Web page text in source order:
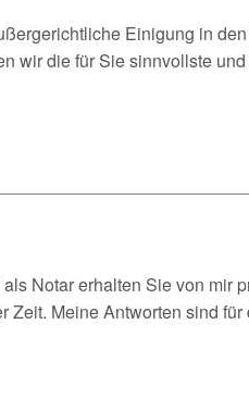
Einigung in
wir die für Sie sinnvollste
Notar erhalten Sie von mir
Meine Antworten sind